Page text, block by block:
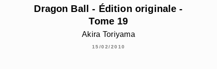
Dragon Ball - Édition originale -
Tome 19
Akira Toriyama
15/02/2010